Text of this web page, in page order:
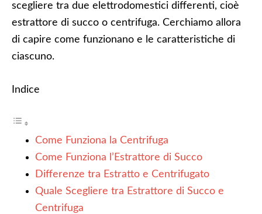
scegliere tra due elettrodomestici differenti, cioè
estrattore di succo o centrifuga. Cerchiamo allora
di capire come funzionano e le caratteristiche di
ciascuno.
Indice
Come Funziona la Centrifuga
Come Funziona l’Estrattore di Succo
Differenze tra Estratto e Centrifugato
Quale Scegliere tra Estrattore di Succo e
Centrifuga